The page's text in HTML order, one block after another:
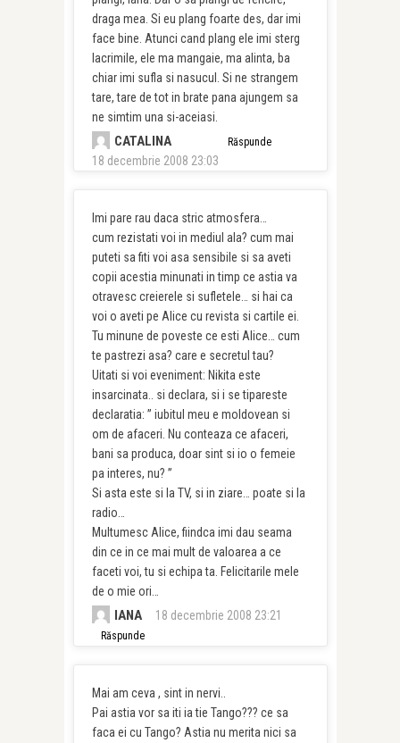
draga mea. Si eu plang foarte des, dar imi
face bine. Atunci cand plang ele imi sterg
lacrimile, ele ma mangaie, ma alinta, ba
chiar imi sufla si nasucul. Si ne strangem
tare, tare de tot in brate pana ajungem sa
ne simtim una si-aceiasi.
CATALINA
18 decembrie 2008 23:03
Răspunde
Imi pare rau daca stric atmosfera…
cum rezistati voi in mediul ala? cum mai
puteti sa fiti voi asa sensibile si sa aveti
copii acestia minunati in timp ce astia va
otravesc creierele si sufletele… si hai ca
voi o aveti pe Alice cu revista si cartile ei.
Tu minune de poveste ce esti Alice… cum
te pastrezi asa? care e secretul tau?
Uitati si voi eveniment: Nikita este
insarcinata.. si declara, si i se tipareste
declaratia: ” iubitul meu e moldovean si
om de afaceri. Nu conteaza ce afaceri,
bani sa produca, doar sint si io o femeie
pa interes, nu? ”
Si asta este si la TV, si in ziare… poate si la
radio…
Multumesc Alice, fiindca imi dau seama
din ce in ce mai mult de valoarea a ce
faceti voi, tu si echipa ta. Felicitarile mele
de o mie ori…
IANA 18 decembrie 2008 23:21
Răspunde
Mai am ceva , sint in nervi..
Pai astia vor sa iti ia tie Tango??? ce sa
faca ei cu Tango? Astia nu merita nici sa